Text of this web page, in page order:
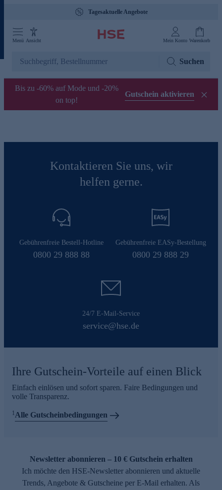
Tagesaktuelle Angebote
Menü Ansicht Mein Konto Warenkorb
Suchen
Bis zu -60% auf Mode und -20%
on top!
Gutschein aktivieren
Kontaktieren Sie uns, wir
helfen gerne.
Gebührenfreie Bestell-Hotline
0800 29 888 88
Gebührenfreie EASy-Bestellung
0800 29 888 29
24/7 E-Mail-Service
service@hse.de
Ihre Gutschein-Vorteile auf einen Blick
Einfach einlösen und sofort sparen. Faire Bedingungen und
volle Transparenz.
1Alle Gutscheinbedingungen
Newsletter abonnieren – 10 € Gutschein erhalten
Ich möchte den HSE-Newsletter abonnieren und aktuelle
Trends, Angebote & Gutscheine per E-Mail erhalten. Als